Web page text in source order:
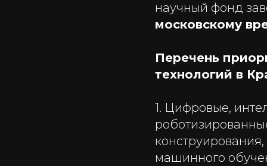
научный фонд
московскому
Перечень
технологий в
1. Цифровые,
машинного